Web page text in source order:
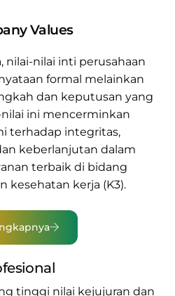
Values
, nilai-nilai inti perusahaan
formal melainkan
dan keputusan yang
ini mencerminkan
terhadap integritas,
keberlanjutan dalam
terbaik di bidang
kesehatan kerja (K3).
tinggi nilai kejujuran dan